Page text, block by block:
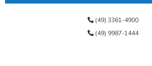
Bomba submersa alta vazão
(49) 3361-4900
(49) 9987-1444